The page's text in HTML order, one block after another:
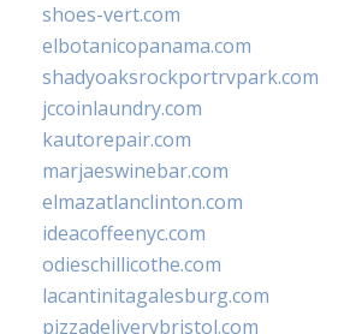
shoes-vert.com
elbotanicopanama.com
shadyoaksrockportrvpark.com
jccoinlaundry.com
kautorepair.com
marjaeswinebar.com
elmazatlanclinton.com
ideacoffeenyc.com
odieschillicothe.com
lacantinitagalesburg.com
pizzadeliverybristol.com